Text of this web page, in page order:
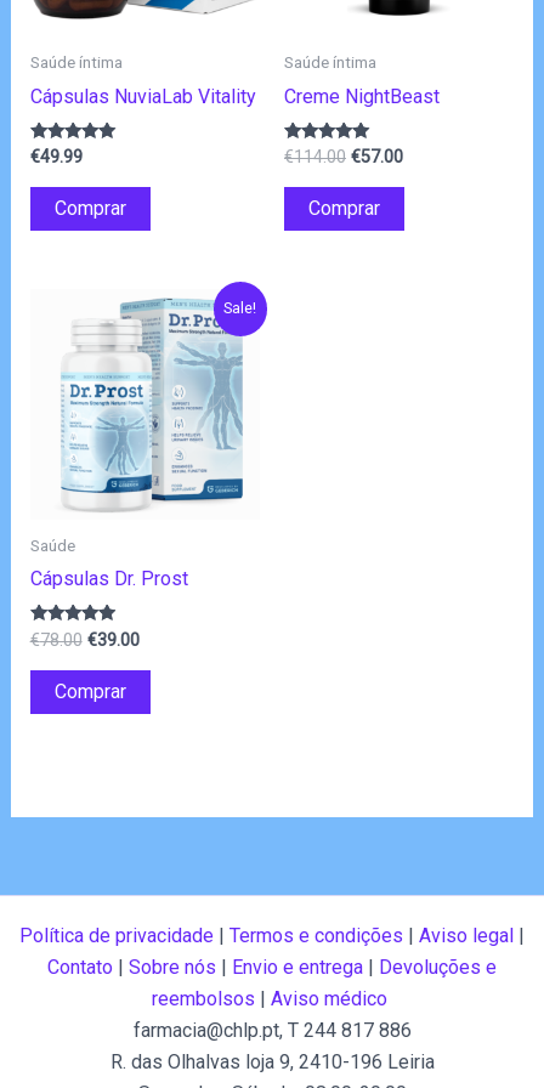
Saúde íntima
Cápsulas NuviaLab Vitality
Avaliação
de 5
€49.99
Comprar
Saúde íntima
Creme NightBeast
Avaliação
de 5
€114.00 O
original
era:
€57.00O
Comprar
Sale!
Saúde
Cápsulas Dr. Prost
Avaliação
de 5
€78.00 O
original
era:
€39.00O
Comprar
Política de privacidade Termos e condições Aviso legal
Contato
Sobre nós Envio e entrega
Devoluções e
reembolsos
Aviso médico
farmacia@chlp.pt, T 244 817 886
R. das Olhalvas loja 9, 2410-196 Leiria